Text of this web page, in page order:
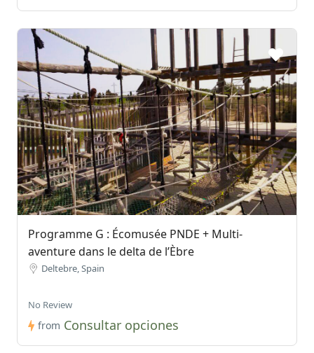
Programme G : Écomusée PNDE + Multi-
aventure dans le delta de l’Èbre
Deltebre, Spain
No Review
from Consultar opciones